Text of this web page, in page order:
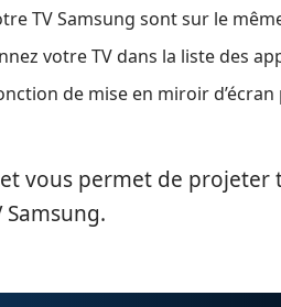
TV Samsung sont sur le
votre TV dans la liste des
de mise en miroir
vous permet de